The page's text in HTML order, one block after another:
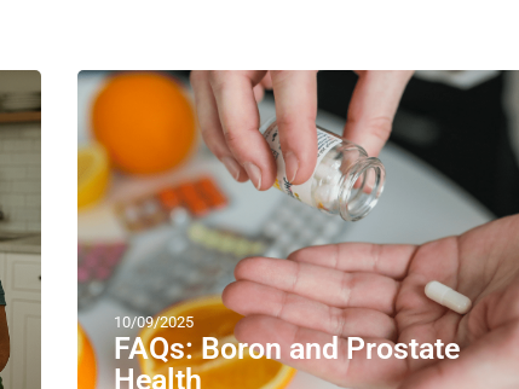
10/09/2025
FAQs: Boron and Prostate
Health